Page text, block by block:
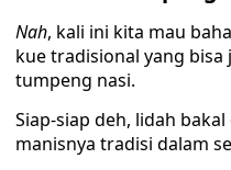
Nah, kali ini kita mau
kue tradisional yang
tumpeng nasi.
Siap-siap deh, lidah
manisnya tradisi dalam